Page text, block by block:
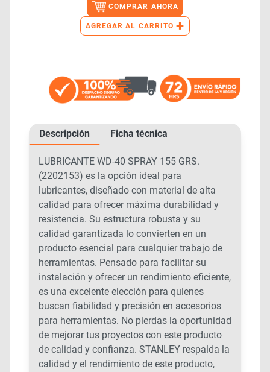
COMPRAR AHORA
AGREGAR AL CARRITO +
Descripción Ficha técnica
LUBRICANTE WD-40 SPRAY 155 GRS.
(2202153) es la opción ideal para
lubricantes, diseñado con material de alta
calidad para ofrecer máxima durabilidad y
resistencia. Su estructura robusta y su
calidad garantizada lo convierten en un
producto esencial para cualquier trabajo de
herramientas. Pensado para facilitar su
instalación y ofrecer un rendimiento eficiente,
es una excelente elección para quienes
buscan fiabilidad y precisión en accesorios
para herramientas. No pierdas la oportunidad
de mejorar tus proyectos con este producto
de calidad y confianza. STANLEY respalda la
calidad y el rendimiento de este producto,